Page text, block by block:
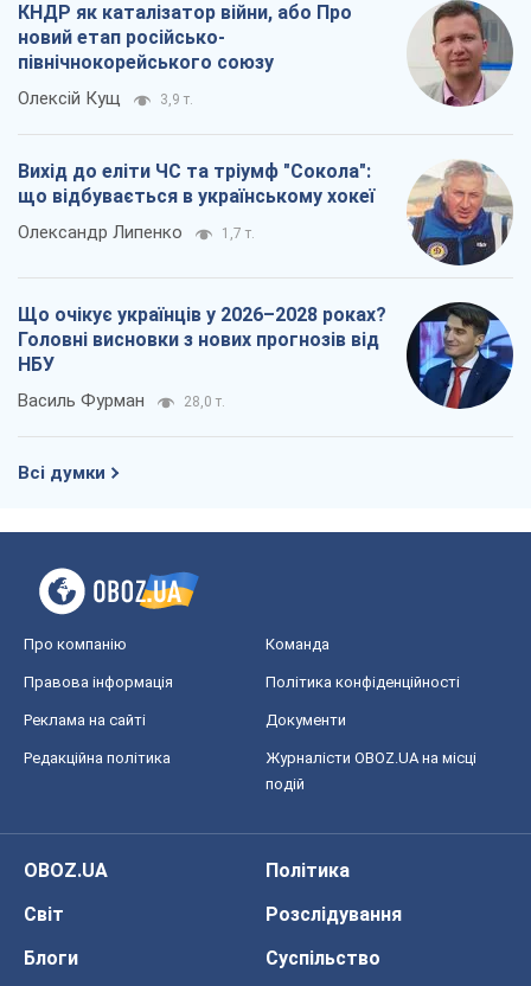
КНДР як каталізатор війни, або Про
новий етап російсько-
північнокорейського союзу
Олексій Кущ 3,9 т.
Вихід до еліти ЧС та тріумф "Сокола":
що відбувається в українському хокеї
Олександр Липенко 1,7 т.
Що очікує українців у 2026–2028 роках?
Головні висновки з нових прогнозів від
НБУ
Василь Фурман 28,0 т.
Всі думки
Про компанію Команда
Правова інформація Політика конфіденційності
Реклама на сайті Документи
Редакційна політика
Журналісти OBOZ.UA на місці
подій
OBOZ.UA
Політика
Світ
Розслідування
Блоги
Суспільство